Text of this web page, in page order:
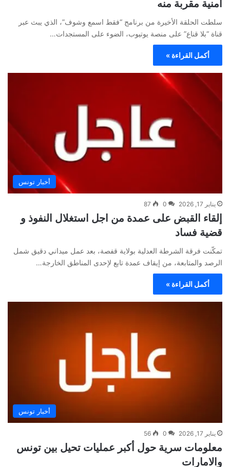
امنية مقربة منه
سلطت الحلقة الأخيرة من برنامج “فقط اسمع وشوف”، الذي يبث عبر
قناة “بلا قناع” على منصة يوتيوب، الضوء على المستجدات…
أكمل القراءة »
أخبار تونس
يناير 17, 2026 0
87
إلقاء القبض على عمدة من اجل استغلال النفوذ و
قضية فساد
تمكّنت فرقة الشرطة العدلية بولاية قفصة، بعد عمل ميداني دقيق شمل
الرصد والمتابعة، من إيقاف عمدة تابع لإحدى المناطق الخارجة…
أكمل القراءة »
أخبار تونس
يناير 17, 2026 0
56
معلومات سرية حول أكبر عمليات تحيل بين تونس
والامارات